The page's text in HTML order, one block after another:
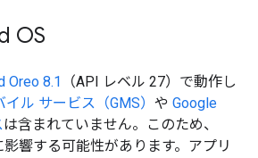
OS
Oreo 8.1
（API レベル 27）で動作し
ル サービス（GMS） や Google
は含まれていません。このため、
響する可能性があります。アプリ